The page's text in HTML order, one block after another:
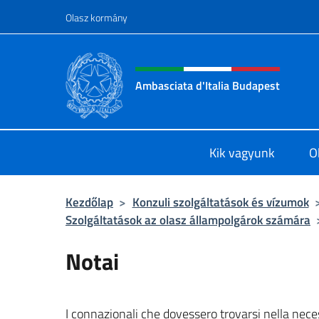
Olasz kormány
Intestazione sito, social e
Ambasciata d'Italia Budapest
Kik vagyunk
Kezdőlap > Konzuli szolgáltatások és vízumok
Szolgáltatások az olasz állampolgárok számára
Notai
I connazionali che dovessero trovarsi nella